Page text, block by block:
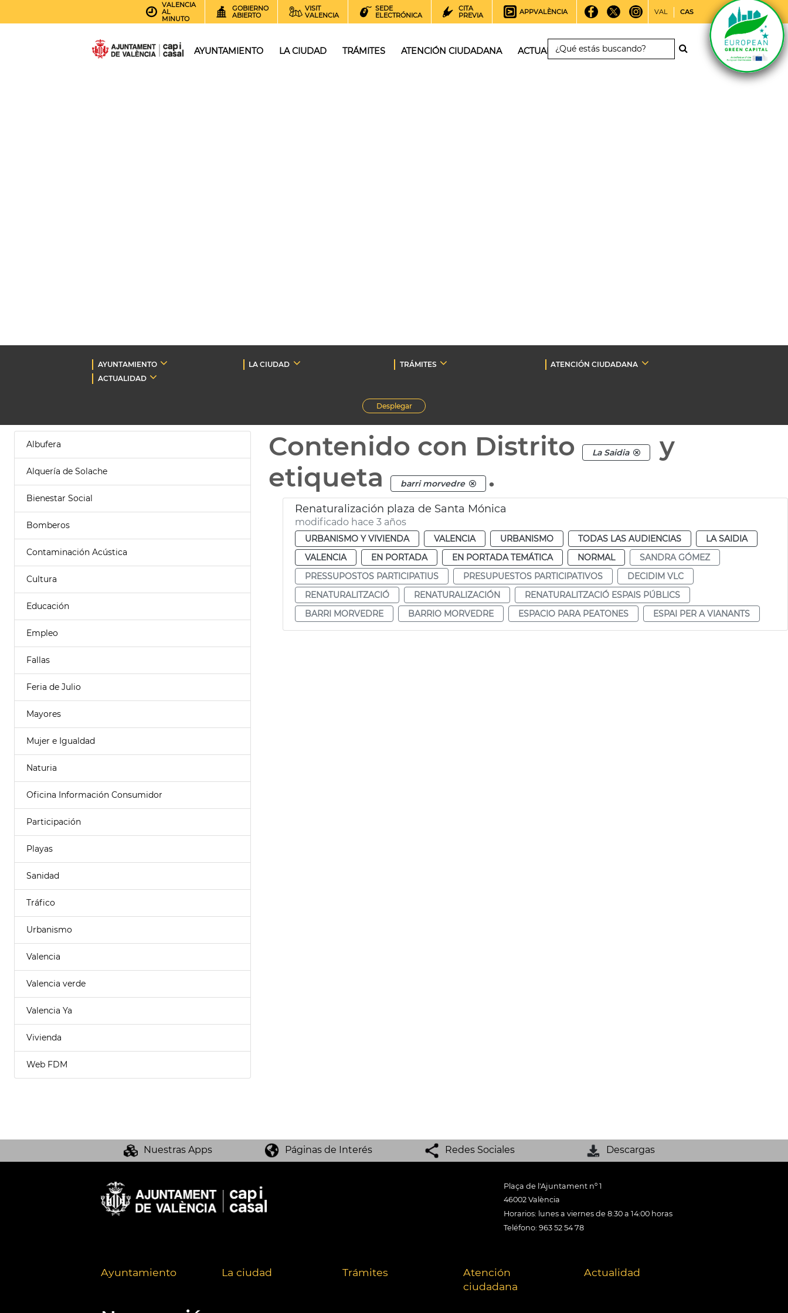
VALENCIA
AL
MINUTO
GOBIERNO
ABIERTO
VISIT
VALENCIA
SEDE
ELECTRÓNICA
CITA
PREVIA
APPVALÈNCIA VAL CAS
AYUNTAMIENTO LA CIUDAD TRÁMITES ATENCIÓN CIUDADANA ACTUALIDAD
AYUNTAMIENTO LA CIUDAD TRÁMITES
ATENCIÓN CIUDADANA
ACTUALIDAD
Desplegar
Albufera
Alquería de Solache
Bienestar Social
Bomberos
Contaminación Acústica
Cultura
Educación
Empleo
Fallas
Feria de Julio
Mayores
Mujer e Igualdad
Naturia
Oficina Información Consumidor
Participación
Playas
Sanidad
Tráfico
Urbanismo
Valencia
Valencia verde
Valencia Ya
Vivienda
Web FDM
Contenido con Distrito La Saidia
y
etiqueta
barri morvedre .
Renaturalización plaza de Santa Mónica
modificado hace 3 años
URBANISMO Y VIVIENDA VALENCIA URBANISMO TODAS LAS AUDIENCIAS
LA SAIDIA
VALENCIA
EN PORTADA EN PORTADA TEMÁTICA NORMAL
SANDRA GÓMEZ
PRESSUPOSTOS PARTICIPATIUS
PRESUPUESTOS PARTICIPATIVOS
DECIDIM VLC
RENATURALITZACIÓ
RENATURALIZACIÓN
RENATURALITZACIÓ ESPAIS PÚBLICS
BARRI MORVEDRE
BARRIO MORVEDRE ESPACIO PARA PEATONES ESPAI PER A VIANANTS
Nuestras Apps Páginas de Interés Redes Sociales Descargas
Plaça de l'Ajuntament nº 1
46002 València
Horarios: lunes a viernes de 8:30 a 14:00 horas
Teléfono: 963 52 54 78
Ayuntamiento La ciudad Trámites
Atención
ciudadana
Actualidad